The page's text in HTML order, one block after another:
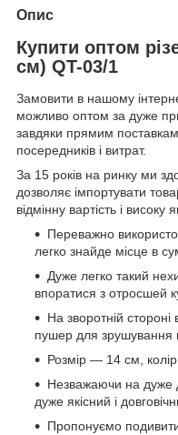
Опис
Купити оптом
см) QT-03/1
Замовити в нашому
можливо оптом за дуже
завдяки прямим поставкам
посередників і витрат.
За 15 років на ринку ми
дозволяє імпортувати
відмінну вартість і високу
Переважно
легко знайде місце в
Дуже легко такий
впоратися з отросшей
На зворотній
пушер для зрушування
Розмір — 14 см,
Незважаючи на дуже
дуже якісний і
Пропонуємо